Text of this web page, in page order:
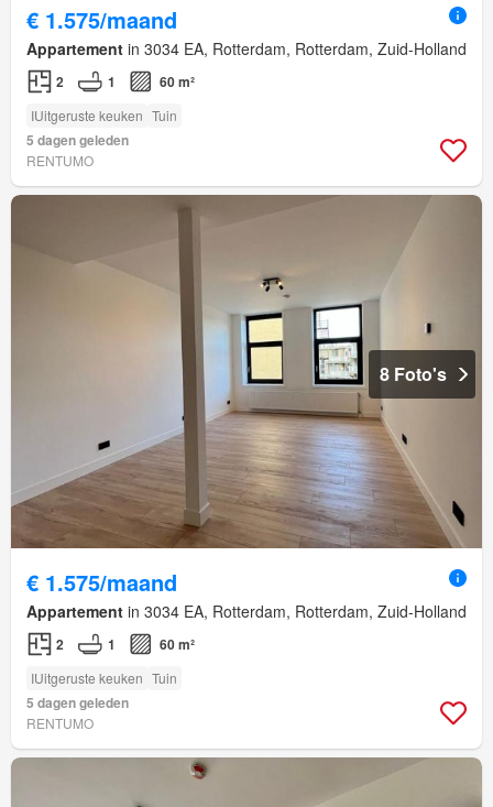
€ 1.575/maand
Appartement in 3034 EA, Rotterdam, Rotterdam, Zuid-Holland
2 1 60 m²
IUitgeruste keuken Tuin
5 dagen geleden
RENTUMO
8 Foto's
€ 1.575/maand
Appartement in 3034 EA, Rotterdam, Rotterdam, Zuid-Holland
2 1 60 m²
IUitgeruste keuken Tuin
5 dagen geleden
RENTUMO